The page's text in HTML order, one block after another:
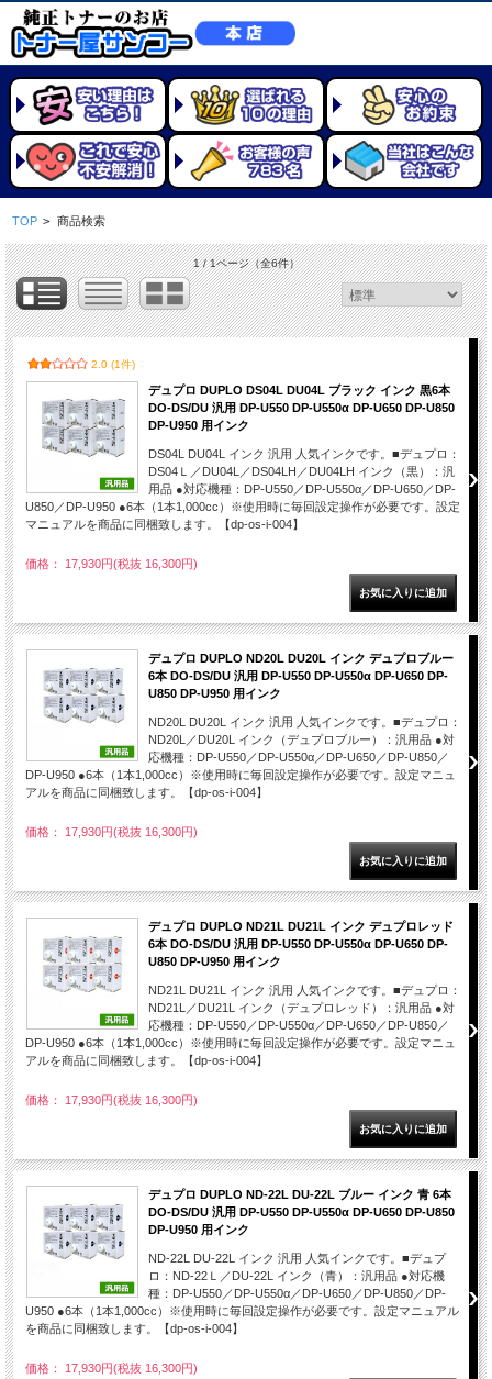
TOP > 商品検索
1 / 1ページ（全6件）
2.0 (1件)
デュプロ DUPLO DS04L DU04L ブラック インク 黒6本
DO-DS/DU 汎用 DP-U550 DP-U550α DP-U650 DP-U850
DP-U950 用インク
DS04L DU04L インク 汎用 人気インクです。■デュプロ：
DS04Ｌ／DU04L／DS04LH／DU04LH インク（黒）：汎
用品 ●対応機種：DP-U550／DP-U550α／DP-U650／DP-
U850／DP-U950 ●6本（1本1,000cc）※使用時に毎回設定操作が必要です。設定
マニュアルを商品に同梱致します。【dp-os-i-004】
価格： 17,930円(税抜 16,300円)
デュプロ DUPLO ND20L DU20L インク デュプロブルー
6本 DO-DS/DU 汎用 DP-U550 DP-U550α DP-U650 DP-
U850 DP-U950 用インク
ND20L DU20L インク 汎用 人気インクです。■デュプロ：
ND20L／DU20L インク（デュプロブルー）：汎用品 ●対
応機種：DP-U550／DP-U550α／DP-U650／DP-U850／
DP-U950 ●6本（1本1,000cc）※使用時に毎回設定操作が必要です。設定マニュ
アルを商品に同梱致します。【dp-os-i-004】
価格： 17,930円(税抜 16,300円)
デュプロ DUPLO ND21L DU21L インク デュプロレッド
6本 DO-DS/DU 汎用 DP-U550 DP-U550α DP-U650 DP-
U850 DP-U950 用インク
ND21L DU21L インク 汎用 人気インクです。■デュプロ：
ND21L／DU21L インク（デュプロレッド）：汎用品 ●対
応機種：DP-U550／DP-U550α／DP-U650／DP-U850／
DP-U950 ●6本（1本1,000cc）※使用時に毎回設定操作が必要です。設定マニュ
アルを商品に同梱致します。【dp-os-i-004】
価格： 17,930円(税抜 16,300円)
デュプロ DUPLO ND-22L DU-22L ブルー インク 青 6本
DO-DS/DU 汎用 DP-U550 DP-U550α DP-U650 DP-U850
DP-U950 用インク
ND-22L DU-22L インク 汎用 人気インクです。■デュプ
ロ：ND-22Ｌ／DU-22L インク（青）：汎用品 ●対応機
種：DP-U550／DP-U550α／DP-U650／DP-U850／DP-
U950 ●6本（1本1,000cc）※使用時に毎回設定操作が必要です。設定マニュアル
を商品に同梱致します。【dp-os-i-004】
価格： 17,930円(税抜 16,300円)